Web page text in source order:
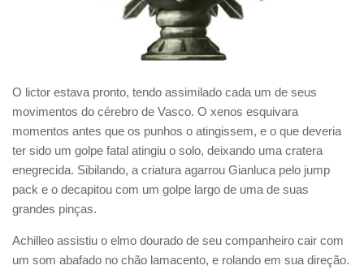
O lictor estava pronto, tendo assimilado cada um de seus
movimentos do cérebro de Vasco. O xenos esquivara
momentos antes que os punhos o atingissem, e o que deveria
ter sido um golpe fatal atingiu o solo, deixando uma cratera
enegrecida. Sibilando, a criatura agarrou Gianluca pelo jump
pack e o decapitou com um golpe largo de uma de suas
grandes pinças.
Achilleo assistiu o elmo dourado de seu companheiro cair com
um som abafado no chão lamacento, e rolando em sua direção.